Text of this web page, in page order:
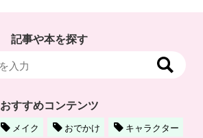
記事や本を探す
おすすめコンテンツ
メイク おでかけ
キャラクター